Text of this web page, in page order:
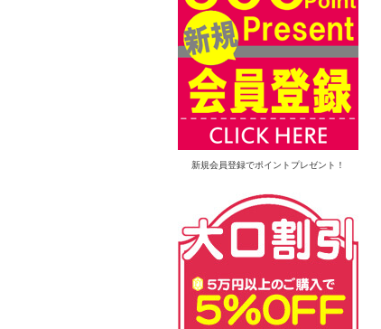
新規会員登録でポイントプレゼント！